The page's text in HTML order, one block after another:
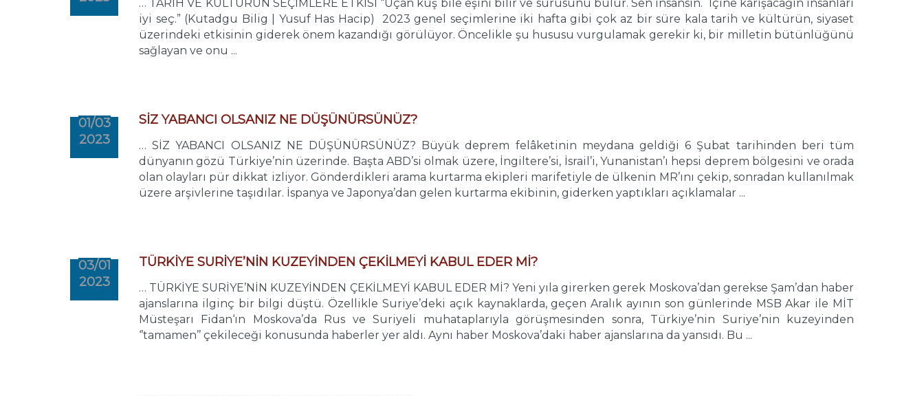
… TARİH VE KÜLTÜRÜN SEÇİMLERE ETKİSİ “Uçan kuş bile eşini bilir ve sürüsünü bulur. Sen insansın. İçine karışacağın insanları
iyi seç.” (Kutadgu Bilig | Yusuf Has Hacip) 2023 genel seçimlerine iki hafta gibi çok az bir süre kala tarih ve kültürün, siyaset
üzerindeki etkisinin giderek önem kazandığı görülüyor. Öncelikle şu hususu vurgulamak gerekir ki, bir milletin bütünlüğünü
sağlayan ve onu ...
01/03
2023
SİZ YABANCI OLSANIZ NE DÜŞÜNÜRSÜNÜZ?
… SİZ YABANCI OLSANIZ NE DÜŞÜNÜRSÜNÜZ? Büyük deprem felâketinin meydana geldiği 6 Şubat tarihinden beri tüm
dünyanın gözü Türkiye’nin üzerinde. Başta ABD’si olmak üzere, İngiltere’si, İsrail’i, Yunanistan’ı hepsi deprem bölgesini ve orada
olan olayları pür dikkat izliyor. Gönderdikleri arama kurtarma ekipleri marifetiyle de ülkenin MR’ını çekip, sonradan kullanılmak
üzere arşivlerine taşıdılar. İspanya ve Japonya’dan gelen kurtarma ekibinin, giderken yaptıkları açıklamalar ...
03/01
2023
TÜRKİYE SURİYE’NİN KUZEYİNDEN ÇEKİLMEYİ KABUL EDER Mİ?
… TÜRKİYE SURİYE’NİN KUZEYİNDEN ÇEKİLMEYİ KABUL EDER Mİ? Yeni yıla girerken gerek Moskova’dan gerekse Şam’dan haber
ajanslarına ilginç bir bilgi düştü. Özellikle Suriye’deki açık kaynaklarda, geçen Aralık ayının son günlerinde MSB Akar ile MİT
Müsteşarı Fidan‘ın Moskova’da Rus ve Suriyeli muhataplarıyla görüşmesinden sonra, Türkiye’nin Suriye’nin kuzeyinden
‘’tamamen’’ çekileceği konusunda haberler yer aldı. Aynı haber Moskova’daki haber ajanslarına da yansıdı. Bu ...